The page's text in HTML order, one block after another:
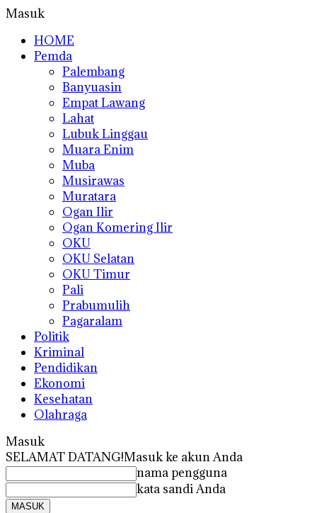
Masuk
HOME
Pemda
Palembang
Banyuasin
Empat Lawang
Lahat
Lubuk Linggau
Muara Enim
Muba
Musirawas
Muratara
Ogan Ilir
Ogan Komering Ilir
OKU
OKU Selatan
OKU Timur
Pali
Prabumulih
Pagaralam
Politik
Kriminal
Pendidikan
Ekonomi
Kesehatan
Olahraga
Masuk
SELAMAT DATANG!Masuk ke akun Anda
nama pengguna
kata sandi Anda